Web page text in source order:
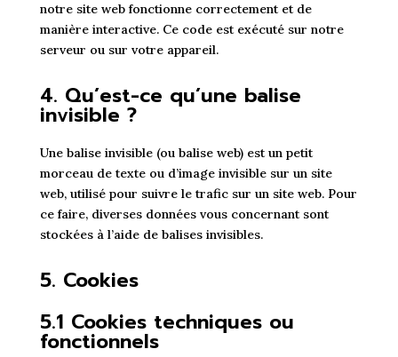
notre site web fonctionne correctement et de
manière interactive. Ce code est exécuté sur notre
serveur ou sur votre appareil.
4. Qu’est-ce qu’une balise
invisible ?
Une balise invisible (ou balise web) est un petit
morceau de texte ou d’image invisible sur un site
web, utilisé pour suivre le trafic sur un site web. Pour
ce faire, diverses données vous concernant sont
stockées à l’aide de balises invisibles.
5. Cookies
5.1 Cookies techniques ou
fonctionnels